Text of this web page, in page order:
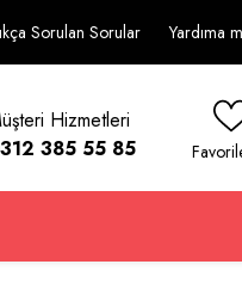
Sorulan Sorular Yardıma
Hizmetleri
385 55 85